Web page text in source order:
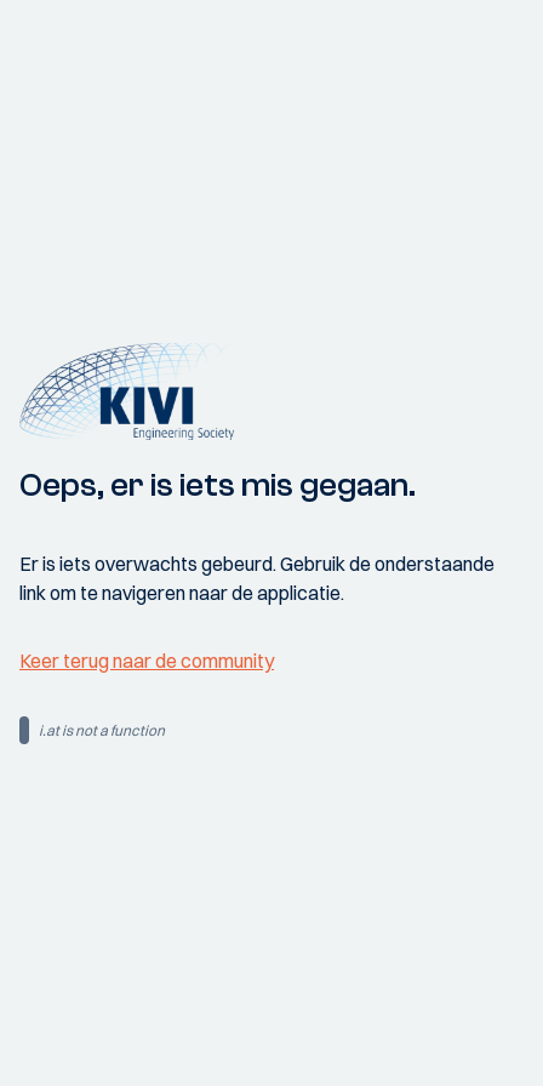
Oeps, er is iets mis gegaan.
Er is iets overwachts gebeurd. Gebruik de onderstaande
link om te navigeren naar de applicatie.
Keer terug naar de community
i.at is not a function